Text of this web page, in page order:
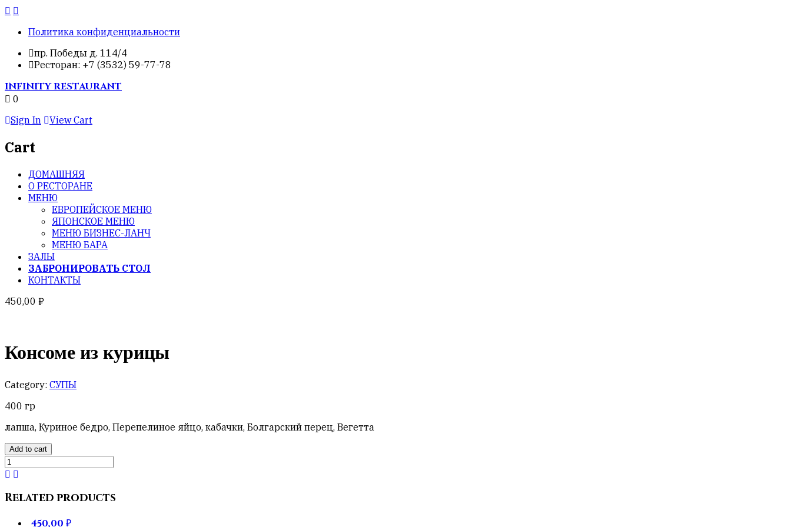
Политика конфиденциальности
пр. Победы д. 114/4
Ресторан: +7 (3532) 59-77-78
INFINITYRESTAURANT
0
Sign In
View Cart
Cart
ДОМАШНЯЯ
О РЕСТОРАНЕ
МЕНЮ
ЕВРОПЕЙСКОЕ МЕНЮ
ЯПОНСКОЕ МЕНЮ
МЕНЮ БИЗНЕС-ЛАНЧ
МЕНЮ БАРА
ЗАЛЫ
ЗАБРОНИРОВАТЬ СТОЛ
КОНТАКТЫ
450,00 ₽
Консоме из курицы
Category: СУПЫ
400 гр
лапша, Куриное бедро, Перепелиное яйцо, кабачки, Болгарский перец, Вегетта
Add to cart
Консоме
из
quantity
Related products
450,00 ₽